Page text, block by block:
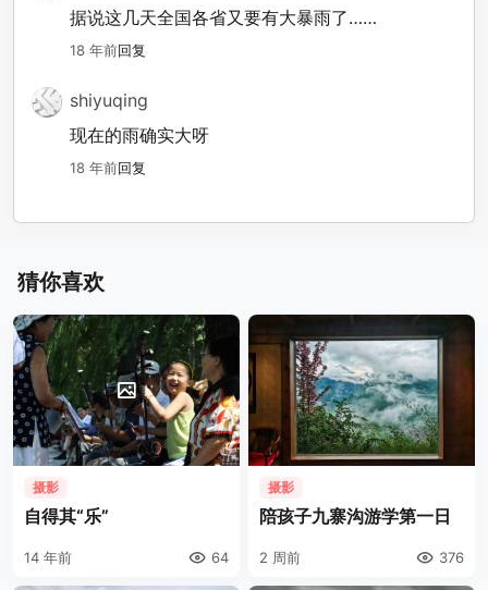
据说这几天全国各省又要有大暴雨了……
18 年前回复
shiyuqing
现在的雨确实大呀
18 年前回复
猜你喜欢
摄影
自得其“乐”
14 年前 64
摄影
陪孩子九寨沟游学第一日
2 周前 376